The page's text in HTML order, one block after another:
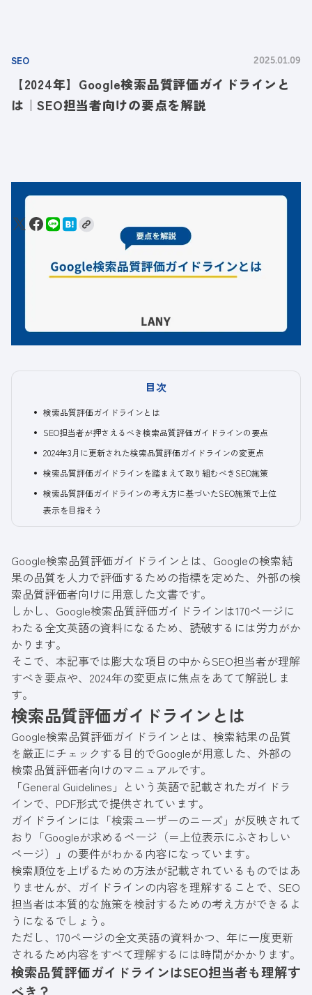
SEO 2025.01.09
【2024年】Google検索品質評価ガイドラインと
は｜SEO担当者向けの要点を解説
目次
検索品質評価ガイドラインとは
SEO担当者が押さえるべき検索品質評価ガイドラインの要点
2024年3月に更新された検索品質評価ガイドラインの変更点
検索品質評価ガイドラインを踏まえて取り組むべきSEO施策
検索品質評価ガイドラインの考え方に基づいたSEO施策で上位
表示を目指そう
Google検索品質評価ガイドラインとは、Googleの検索結
果の品質を人力で評価するための指標を定めた、外部の検
索品質評価者向けに用意した文書です。
しかし、Google検索品質評価ガイドラインは170ページに
わたる全文英語の資料になるため、読破するには労力がか
かります。
そこで、本記事では膨大な項目の中からSEO担当者が理解
すべき要点や、2024年の変更点に焦点をあてて解説しま
す。
検索品質評価ガイドラインとは
Google検索品質評価ガイドラインとは、検索結果の品質
を厳正にチェックする目的でGoogleが用意した、外部の
検索品質評価者向けのマニュアルです。
「General Guidelines 」という英語で記載されたガイドラ
インで、PDF形式で提供されています。
ガイドラインには「検索ユーザーのニーズ」が反映されて
おり「Googleが求めるページ（＝上位表示にふさわしい
ページ）」の要件がわかる内容になっています。
検索順位を上げるための方法が記載されているものではあ
りませんが、ガイドラインの内容を理解することで、SEO
担当者は本質的な施策を検討するための考え方ができるよ
うになるでしょう。
ただし、170ページの全文英語の資料かつ、年に一度更新
されるため内容をすべて理解するには時間がかかります。
検索品質評価ガイドラインはSEO担当者も理解す
べき？